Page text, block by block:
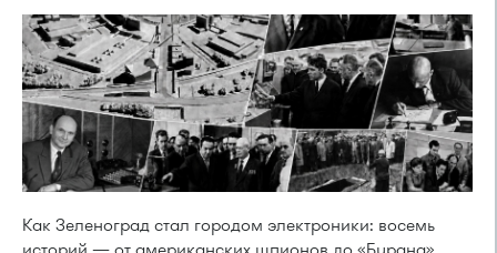
Как Зеленоград стал городом электроники: восемь